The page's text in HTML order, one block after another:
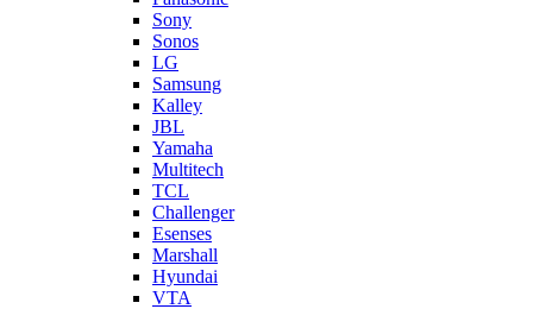
Sony
Sonos
LG
Samsung
Kalley
JBL
Yamaha
Multitech
TCL
Challenger
Esenses
Marshall
Hyundai
VTA